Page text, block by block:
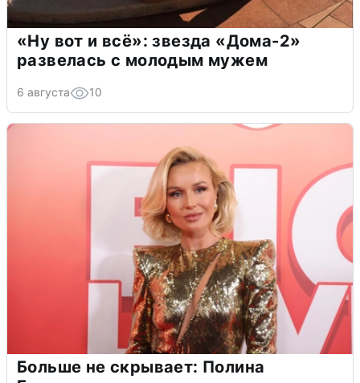
«Ну вот и всё»: звезда «Дома-2»
развелась с молодым мужем
6 августа 10
Больше не скрывает: Полина